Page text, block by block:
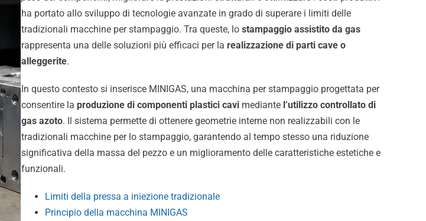
ha portato allo sviluppo di tecnologie avanzate in grado di superare i limiti delle
tradizionali macchine per stampaggio. Tra queste, lo stampaggio assistito da gas
rappresenta una delle soluzioni più efficaci per la realizzazione di parti cave o
alleggerite.
In questo contesto si inserisce MINIGAS, una macchina per stampaggio progettata per
consentire la produzione di componenti plastici cavimediante l’utilizzo controllato di
gas azoto. Il sistema permette di ottenere geometrie interne non realizzabili con le
tradizionali macchine per lo stampaggio, garantendo al tempo stesso una riduzione
significativa della massa del pezzo e un miglioramento delle caratteristiche estetiche e
funzionali.
Limiti della pressa a iniezione tradizionale
Principio della macchina MINIGAS